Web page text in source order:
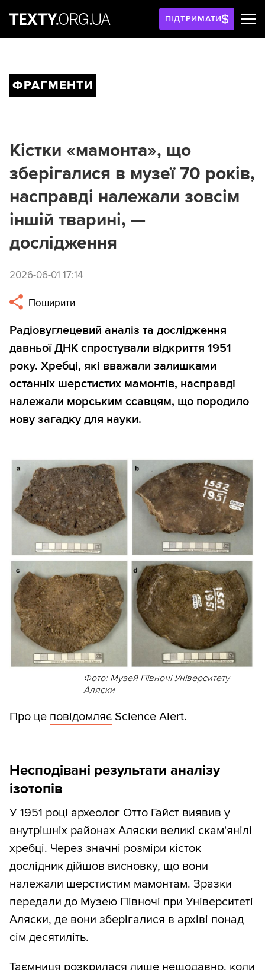
ПІДТРИМАТИ
ФРАГМЕНТИ
Кістки «мамонта», що
зберігалися в музеї 70 років,
насправді належали зовсім
іншій тварині, —
дослідження
2026-06-01 17:14
Поширити
Радіовуглецевий аналіз та дослідження
давньої ДНК спростували відкриття 1951
року. Хребці, які вважали залишками
останніх шерстистих мамонтів, насправді
належали морським ссавцям, що породило
нову загадку для науки.
Фото: Музей Півночі Університету
Аляски
Про це повідомляє Science Alert.
Несподівані результати аналізу
ізотопів
У 1951 році археолог Отто Гайст виявив у
внутрішніх районах Аляски великі скам'янілі
хребці. Через значні розміри кісток
дослідник дійшов висновку, що вони
належали шерстистим мамонтам. Зразки
передали до Музею Півночі при Університеті
Аляски, де вони зберігалися в архіві понад
сім десятиліть.